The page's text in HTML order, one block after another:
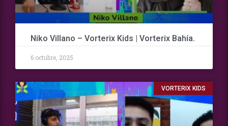
Niko Villano – Vorterix Kids | Vorterix Bahía.
6 octubre, 2025
VORTERIX KIDS